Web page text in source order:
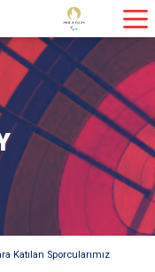
Katılan Sporcularımız